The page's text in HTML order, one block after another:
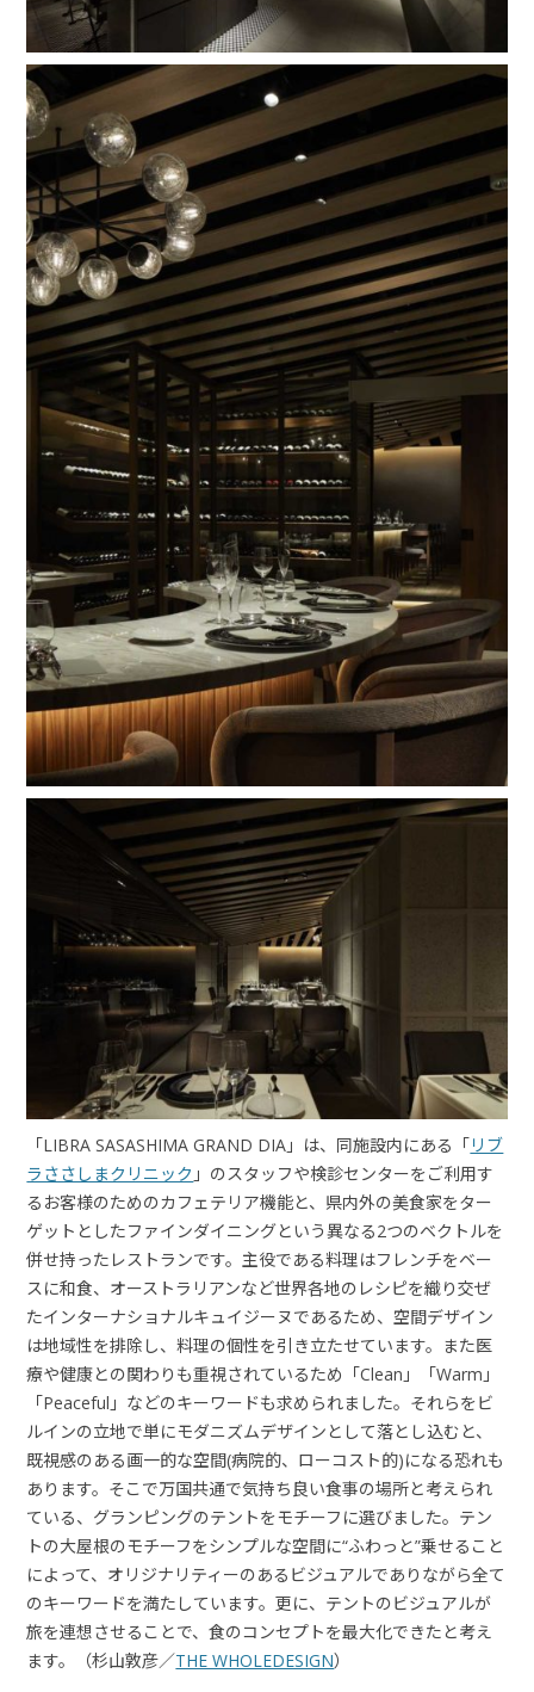
「LIBRA SASASHIMA GRAND DIA」は、同施設内にある「リブ
ラささしまクリニック 」のスタッフや検診センターをご利用す
るお客様のためのカフェテリア機能と、県内外の美食家をター
ゲットとしたファインダイニングという異なる2つのベクトルを
併せ持ったレストランです。主役である料理はフレンチをベー
スに和食、オーストラリアンなど世界各地のレシピを織り交ぜ
たインターナショナルキュイジーヌであるため、空間デザイン
は地域性を排除し、料理の個性を引き立たせています。また医
療や健康との関わりも重視されているため「Clean」「Warm」
「Peaceful」などのキーワードも求められました。それらをビ
ルインの立地で単にモダニズムデザインとして落とし込むと、
既視感のある画一的な空間(病院的、ローコスト的)になる恐れも
あります。そこで万国共通で気持ち良い食事の場所と考えられ
ている、グランピングのテントをモチーフに選びました。テン
トの大屋根のモチーフをシンプルな空間に“ふわっと”乗せること
によって、オリジナリティーのあるビジュアルでありながら全て
のキーワードを満たしています。更に、テントのビジュアルが
旅を連想させることで、食のコンセプトを最大化できたと考え
ます。（杉山敦彦／THE WHOLEDESIGN）